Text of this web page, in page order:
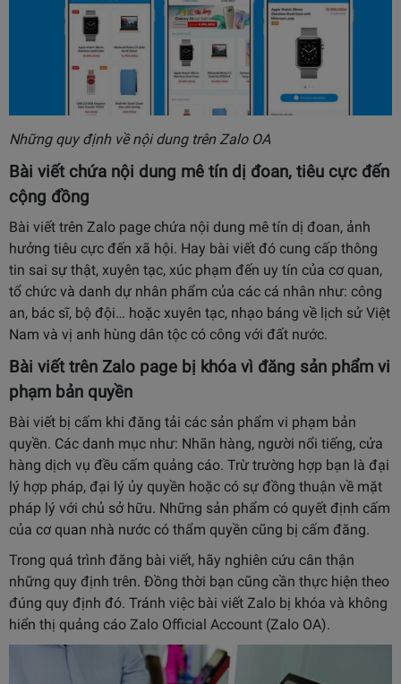
Những quy định về nội dung trên Zalo OA
Bài viết chứa nội dung mê tín dị đoan, tiêu cực đến
cộng đồng
Bài viết trên Zalo page chứa nội dung mê tín dị đoan, ảnh
hưởng tiêu cực đến xã hội. Hay bài viết đó cung cấp thông
tin sai sự thật, xuyên tạc, xúc phạm đến uy tín của cơ quan,
tổ chức và danh dự nhân phẩm của các cá nhân như: công
an, bác sĩ, bộ đội… hoặc xuyên tạc, nhạo báng về lịch sử Việt
Nam và vị anh hùng dân tộc có công với đất nước.
Bài viết trên Zalo page bị khóa vì đăng sản phẩm vi
phạm bản quyền
Bài viết bị cấm khi đăng tải các sản phẩm vi phạm bản
quyền. Các danh mục như: Nhãn hàng, người nổi tiếng, cửa
hàng dịch vụ đều cấm quảng cáo. Trừ trường hợp bạn là đại
lý hợp pháp, đại lý ủy quyền hoặc có sự đồng thuận về mặt
pháp lý với chủ sở hữu. Những sản phẩm có quyết định cấm
của cơ quan nhà nước có thẩm quyền cũng bị cấm đăng.
Trong quá trình đăng bài viết, hãy nghiên cứu cân thận
những quy định trên. Đồng thời bạn cũng cần thực hiện theo
đúng quy định đó. Tránh việc bài viết Zalo bị khóa và không
hiển thị quảng cáo Zalo Official Account (Zalo OA).